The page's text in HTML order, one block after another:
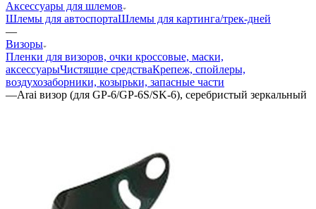
Аксессуары для шлемов
Шлемы для автоспортаШлемы для картинга/трек-дней
—
Визоры
Пленки для визоров, очки кроссовые, маски,
аксессуарыЧистящие средстваКрепеж, спойлеры,
воздухозаборники, козырьки, запасные части
—Arai визор (для GP-6/GP-6S/SK-6), серебристый зеркальный